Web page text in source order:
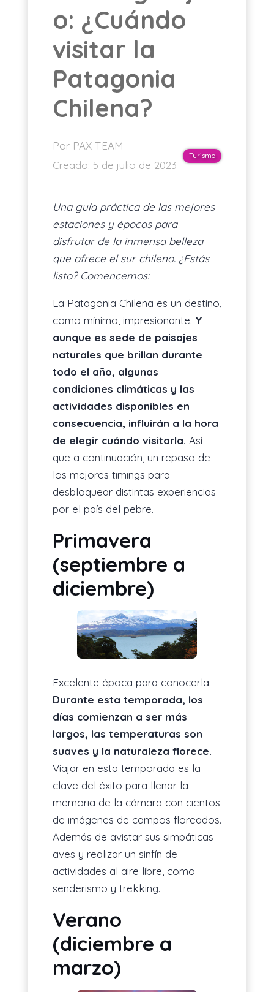
o: ¿Cuándo
visitar la
Patagonia
Chilena?
Por PAX TEAM
Creado: 5 de julio de 2023
Turismo
Una guía práctica de las mejores
estaciones y épocas para
disfrutar de la inmensa belleza
que ofrece el sur chileno. ¿Estás
listo? Comencemos:
La Patagonia Chilena es un destino,
como mínimo, impresionante. Y
aunque es sede de paisajes
naturales que brillan durante
todo el año, algunas
condiciones climáticas y las
actividades disponibles en
consecuencia, influirán a la hora
de elegir cuándo visitarla. Así
que a continuación, un repaso de
los mejores timings para
desbloquear distintas experiencias
por el país del pebre.
Primavera
(septiembre a
diciembre)
Excelente época para conocerla.
Durante esta temporada, los
días comienzan a ser más
largos, las temperaturas son
suaves y la naturaleza florece.
Viajar en esta temporada es la
clave del éxito para llenar la
memoria de la cámara con cientos
de imágenes de campos floreados.
Además de avistar sus simpáticas
aves y realizar un sinfín de
actividades al aire libre, como
senderismo y trekking.
Verano
(diciembre a
marzo)